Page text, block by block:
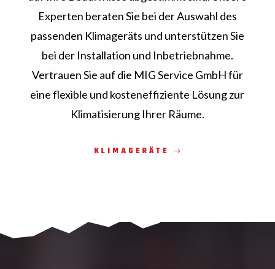
Experten beraten Sie bei der Auswahl des
passenden Klimageräts und unterstützen Sie
bei der Installation und Inbetriebnahme.
Vertrauen Sie auf die MIG Service GmbH für
eine flexible und kosteneffiziente Lösung zur
Klimatisierung Ihrer Räume.
KLIMAGERÄTE